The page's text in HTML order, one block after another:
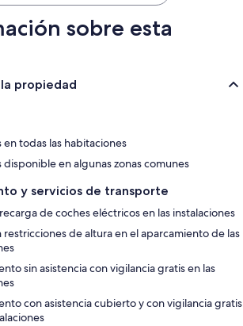
sobre esta
propiedad
todas las habitaciones
en algunas zonas comunes
y servicios de transporte
de coches eléctricos en las instalaciones
restricciones de altura en el aparcamiento de las
sin asistencia con vigilancia gratis en las
con asistencia cubierto y con vigilancia gratis